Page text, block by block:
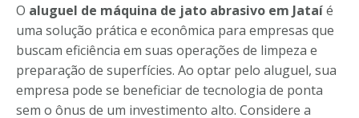
O aluguel de máquina de jato abrasivo em Jataíé
uma solução prática e econômica para empresas que
buscam eficiência em suas operações de limpeza e
preparação de superfícies. Ao optar pelo aluguel, sua
empresa pode se beneficiar de tecnologia de ponta
sem o ônus de um investimento alto. Considere a